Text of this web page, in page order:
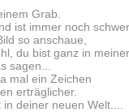
Grab.
ist immer noch schwer.
so anschaue,
du bist ganz in
sagen...
mal ein Zeichen
erträglicher.
deiner neuen Welt....